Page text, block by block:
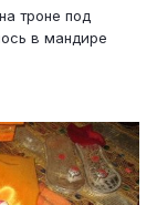
троне под
в мандире